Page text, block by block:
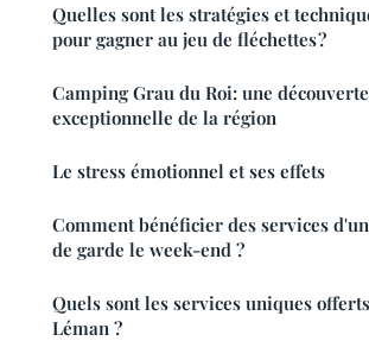
Quelles sont les stratégies et
pour gagner au jeu de fléchettes ?
Camping Grau du Roi: une découverte
exceptionnelle de la région
Le stress émotionnel et ses effets
Comment bénéficier des services
de garde le week-end ?
Quels sont les services uniques
Léman ?